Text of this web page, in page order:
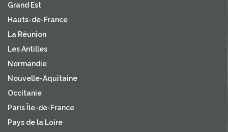
Grand Est
Hauts-de-France
La Réunion
Les Antilles
Normandie
Nouvelle-Aquitaine
Occitanie
Paris Île-de-France
Pays de la Loire